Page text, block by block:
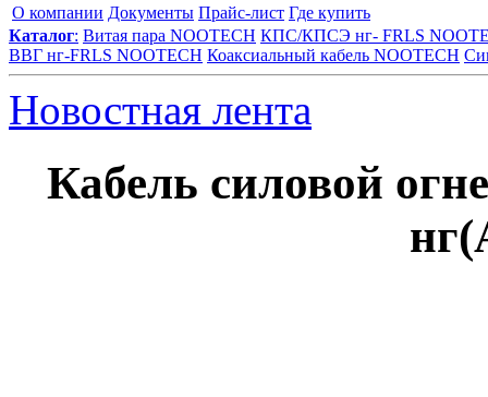
О компании Документы Прайс-лист Где купить
Каталог: Витая пара NOOTECH КПС/КПСЭ нг- FRLS
ВВГ нг-FRLS NOOTECH Коаксиальный кабель NOOTECH
Новостная лента
Кабель силовой